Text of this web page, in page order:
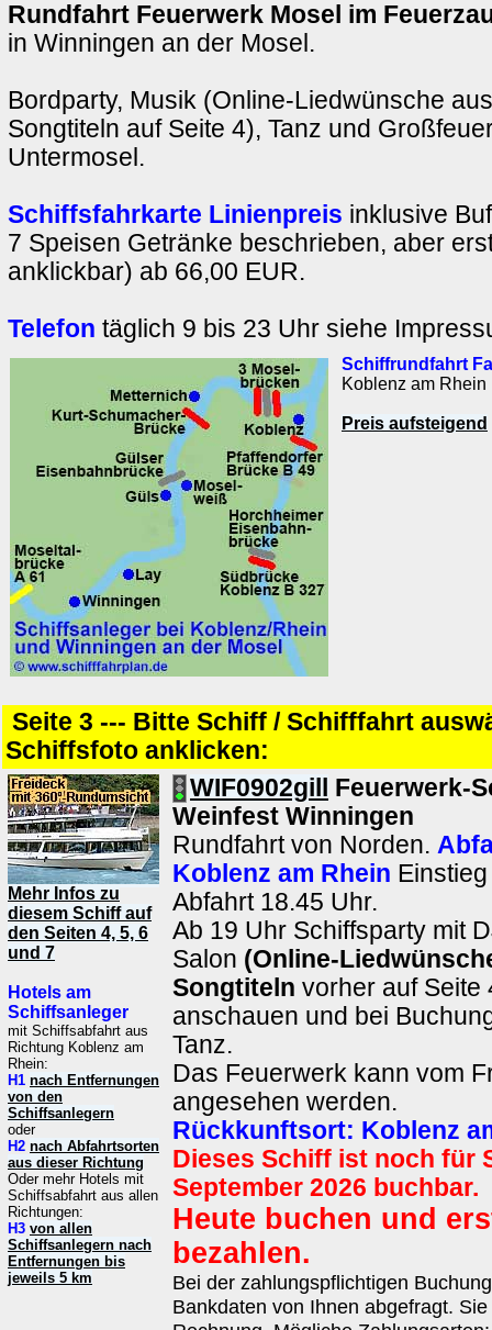
Rundfahrt Feuerwerk Mosel im
in Winningen an der Mosel.
Bordparty, Musik (Online-Liedwünsche
Songtiteln auf Seite 4), Tanz und
Untermosel.
Schiffsfahrkarte Linienpreis inklusive
7 Speisen Getränke beschrieben, aber
anklickbar) ab 66,00 EUR.
Telefon täglich 9 bis 23 Uhr siehe
Schiffrundfahrt
Koblenz am Rhein
Preis aufsteigend
Seite 3 --- Bitte Schiff / Schifffahrt
Schiffsfoto anklicken:
Mehr Infos zu
diesem Schiff auf
den Seiten 4, 5, 6
und 7
Hotels am
Schiffsanleger
mit Schiffsabfahrt aus
Richtung Koblenz am
Rhein:
H1 nach Entfernungen
von den
Schiffsanlegern
oder
H2 nach Abfahrtsorten
aus dieser Richtung
Oder mehr Hotels mit
Schiffsabfahrt aus allen
Richtungen:
H3 von allen
Schiffsanlegern nach
Entfernungen bis
jeweils 5 km
WIF0902gill
Feuerwerk-
Weinfest Winningen
Rundfahrt von Norden.
Koblenz am Rhein
Abfahrt 18.45 Uhr.
Ab 19 Uhr Schiffsparty mit
Salon (Online-
Songtiteln vorher auf Seite
anschauen und bei
Tanz.
Das Feuerwerk kann vom
angesehen werden.
Rückkunftsort: Koblenz
Dieses Schiff ist noch für
September 2026 buchbar.
Heute buchen und
bezahlen.
Bei der zahlungspflichtigen
Bankdaten von Ihnen abgefragt.